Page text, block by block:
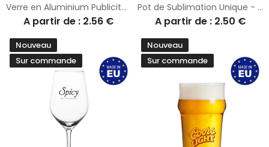
Verre en Aluminium Publicitaire Unique Amely
A partir de : 2.56 €
Pot de Sublimation Unique - Fonix
A partir de : 2.50 €
Nouveau
Sur commande
Nouveau
Sur commande